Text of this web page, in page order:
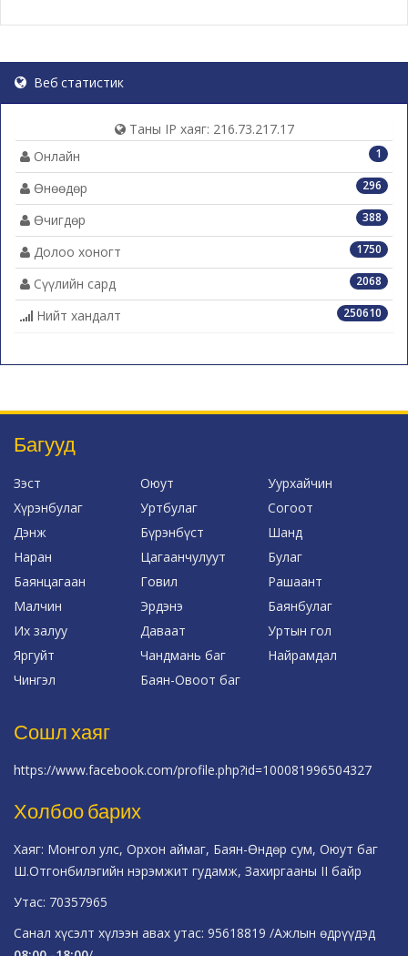
Веб статистик
Таны IP хаяг: 216.73.217.17
1
Онлайн
296
Өнөөдөр
388
Өчигдөр
1750
Долоо хоногт
2068
Сүүлийн сард
250610
Нийт хандалт
Багууд
Зэст Оюут
Уурхайчин
Хүрэнбулаг
Уртбулаг
Согоот
Дэнж
Бүрэнбүст
Шанд
Наран
Цагаанчулуут
Булаг
Баянцагаан
Говил
Рашаант
Малчин
Эрдэнэ
Баянбулаг
Их залуу
Даваат
Уртын гол
Яргуйт
Чандмань баг
Найрамдал
Чингэл
Баян-Овоот баг
Сошл хаяг
https://www.facebook.com/profile.php?id=100081996504327
Холбоо барих
Хаяг: Монгол улс, Орхон аймаг, Баян-Өндөр сум, Оюут баг
Ш.Отгонбилэгийн нэрэмжит гудамж, Захиргааны II байр
Утас: 70357965
Санал хүсэлт хүлээн авах утас: 95618819 /Ажлын өдрүүдэд